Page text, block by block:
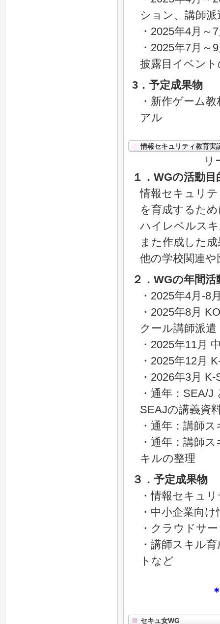
ション、講師派
・2025年4月
・2025年7月
披露目イベン
3．予定成果物
・新作ゲーム
アル
情報セキュリティ教育実
リ
１．WGの活動目
情報セキュリ
を育成するた
ハイレベルス
また作成した
他の学校関連
２．WGの年間活
・2025年4月-
・2025年8月
クール講師派遣
・2025年11月
・2025年12月
・2026年3月
・通年：SEA/
SEAJの講義資
・通年：講師
・通年：講師
キルの整理
３．予定成果物
・情報セキュ
・中小企業向
・クラウドサ
・講師スキル
トなど
セキュ女WG